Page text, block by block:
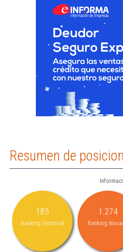
Resumen de
185
Ranking Sectorial
1.274
Ranking